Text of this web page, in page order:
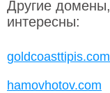
Другие
интересны:
hamovhotov.com